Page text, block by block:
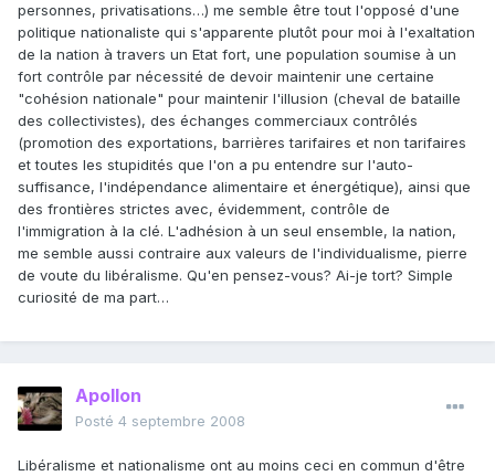
personnes, privatisations…) me semble être tout l'opposé d'une
politique nationaliste qui s'apparente plutôt pour moi à l'exaltation
de la nation à travers un Etat fort, une population soumise à un
fort contrôle par nécessité de devoir maintenir une certaine
"cohésion nationale" pour maintenir l'illusion (cheval de bataille
des collectivistes), des échanges commerciaux contrôlés
(promotion des exportations, barrières tarifaires et non tarifaires
et toutes les stupidités que l'on a pu entendre sur l'auto-
suffisance, l'indépendance alimentaire et énergétique), ainsi que
des frontières strictes avec, évidemment, contrôle de
l'immigration à la clé. L'adhésion à un seul ensemble, la nation,
me semble aussi contraire aux valeurs de l'individualisme, pierre
de voute du libéralisme. Qu'en pensez-vous? Ai-je tort? Simple
curiosité de ma part…
Apollon
Posté 4 septembre 2008
Libéralisme et nationalisme ont au moins ceci en commun d'être